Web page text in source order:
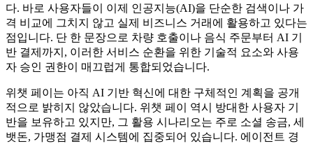
다. 바로 사용자들이 이제 인공지능(AI)을 단순한 검색이나 가
격 비교에 그치지 않고 실제 비즈니스 거래에 활용하고 있다는
점입니다. 단 한 문장으로 차량 호출이나 음식 주문부터 AI 기
반 결제까지, 이러한 서비스 순환을 위한 기술적 요소와 사용
자 승인 권한이 매끄럽게 통합되었습니다.
위챗 페이는 아직 AI 기반 혁신에 대한 구체적인 계획을 공개
적으로 밝히지 않았습니다. 위챗 페이 역시 방대한 사용자 기
반을 보유하고 있지만, 그 활용 시나리오는 주로 소셜 송금, 세
뱃돈, 가맹점 결제 시스템에 집중되어 있습니다. 에이전트 경